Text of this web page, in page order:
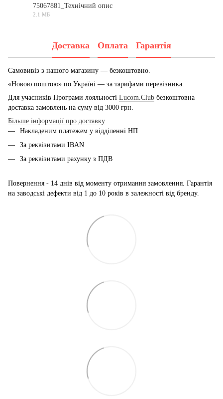
75067881_Технічний опис
2.1 МБ
Доставка Оплата Гарантія
Самовивіз з нашого магазину — безкоштовно.
«Новою поштою» по Україні — за тарифами перевізника.
Для учасників Програми лояльності Lucom.Club безкоштовна
доставка замовлень на суму від 3000 грн.
Більше інформації про доставку
Накладеним платежем у відділенні НП
За реквізитами IBAN
За реквізитами рахунку з ПДВ
Повернення - 14 днів від моменту отримання замовлення. Гарантія
на заводські дефекти від 1 до 10 років в залежності від бренду.